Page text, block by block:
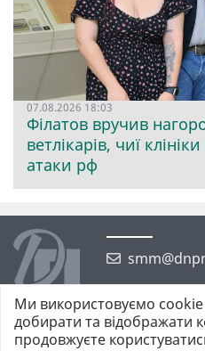
07.08.2026 18:03
Філатов вручив
ветлікарів, чиї
атаки рф
Ми використовуємо
добирати та відображати
продовжуєте